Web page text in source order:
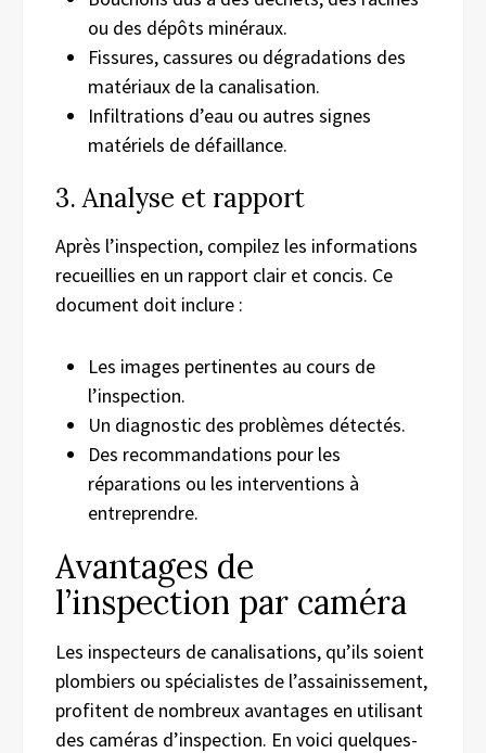
ou des dépôts minéraux.
Fissures, cassures ou dégradations des
matériaux de la canalisation.
Infiltrations d’eau ou autres signes
matériels de défaillance.
3. Analyse et rapport
Après l’inspection, compilez les informations
recueillies en un rapport clair et concis. Ce
document doit inclure :
Les images pertinentes au cours de
l’inspection.
Un diagnostic des problèmes détectés.
Des recommandations pour les
réparations ou les interventions à
entreprendre.
Avantages de
l’inspection par caméra
Les inspecteurs de canalisations, qu’ils soient
plombiers ou spécialistes de l’assainissement,
profitent de nombreux avantages en utilisant
des caméras d’inspection. En voici quelques-